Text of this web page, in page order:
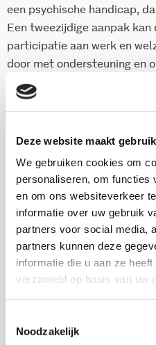
Deze website maakt
We gebruiken cookies om
personaliseren, om functies
en om ons websiteverkeer
informatie over uw gebruik
partners voor social media,
partners kunnen deze
informatie die u aan ze
verzameld op basis van uw
Noodzakelijk
een psychische handicap,
Een tweezijdige aanpak
participatie aan werk en
door met ondersteuning en
de kansen en het
psychische handicap. Ten
mensen met een
verschillende
opleveren.
Opdrachtgever: